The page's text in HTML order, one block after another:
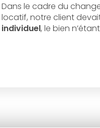
Dans le cadre du
locatif, notre client
individuel, le bien